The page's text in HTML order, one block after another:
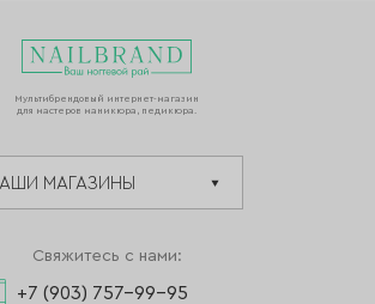
Мультибрендовый интернет-магазин
для мастеров маникюра, педикюра.
Свяжитесь с нами:
+7 (903) 757-99-95